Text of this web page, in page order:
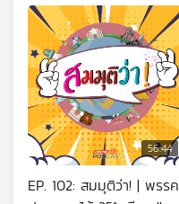
56:44
EP. 102: สมมุติว่า! | พรรค